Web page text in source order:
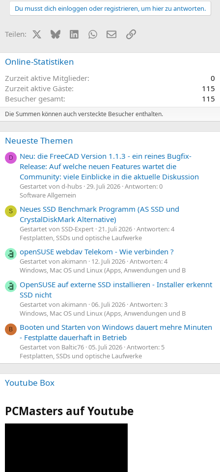
Du musst dich einloggen oder registrieren, um hier zu antworten.
Teilen: X (Twitter)
BlueskyLinkedInWhatsApp
E-MailLink
Online-Statistiken
Zurzeit aktive Mitglieder
0
Zurzeit aktive Gäste
115
Besucher gesamt
115
Die Summen können auch versteckte Besucher enthalten.
Neueste Themen
D
Neu: die FreeCAD Version 1.1.3 - ein reines Bugfix-
Release: Auf welche neuen Features wartet die
Community: viele Einblicke in die aktuelle Diskussion
Gestartet von d-hubs 29. Juli 2026 Antworten: 0
Software Allgemein
S
Neues SSD Benchmark Programm (AS SSD und
CrystalDiskMark Alternative)
Gestartet von SSD-Expert 21. Juli 2026 Antworten: 4
Festplatten, SSDs und optische Laufwerke
openSUSE webdav Telekom - Wie verbinden ?
Gestartet von akimann 12. Juli 2026 Antworten: 4
Windows, Mac OS und Linux (Apps, Anwendungen und B
OpenSUSE auf externe SSD installieren - Installer erkennt
SSD nicht
Gestartet von akimann 06. Juli 2026 Antworten: 3
Windows, Mac OS und Linux (Apps, Anwendungen und B
B
Booten und Starten von Windows dauert mehre Minuten
- Festplatte dauerhaft in Betrieb
Gestartet von Baltic76 05. Juli 2026 Antworten: 5
Festplatten, SSDs und optische Laufwerke
Youtube Box
PCMasters auf Youtube